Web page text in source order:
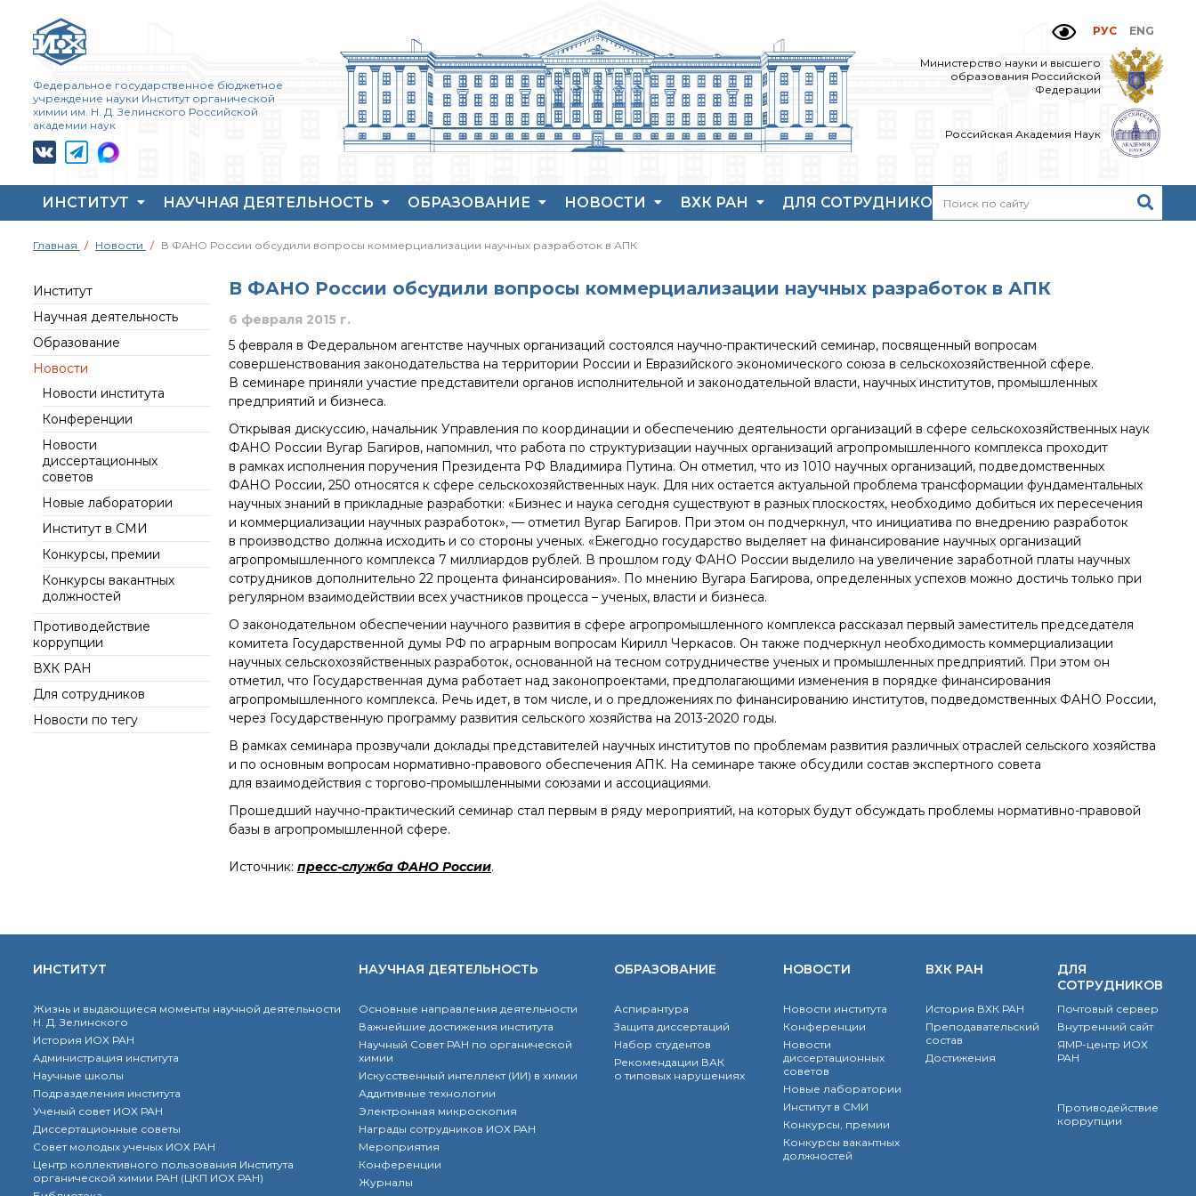
Федеральное государственное бюджетное
учреждение науки Институт органической
химии им. Н. Д. Зелинского Российской
академии наук
РУС ENG
Министерство науки и высшего
образования Российской
Федерации
Российская Академия Наук
ИНСТИТУТ
моменты научной
История ИОХ РАН
Администрация
института
Научные школы
Подразделения
института
Ученый совет ИОХ РАН
Диссертационные
советы
ИОХ РАН
пользования Института
органической химии
РАН (ЦКП ИОХ РАН)
Библиотека
Инфоресурсы
Профком
Документы
Контакты
НАУЧНАЯ ДЕЯТЕЛЬНОСТЬ
направления
Важнейшие
достижения института
Научный Совет РАН
по органической
Искусственный
интеллект (ИИ) в химии
Аддитивные
технологии
Электронная
микроскопия
Награды сотрудников
Мероприятия
Конференции
Национальные
проекты России
Разработки
Крупный научный
проект
по приоритетным
направлениям НТР РФ
ОБРАЗОВАНИЕ
Набор студентов
НОВОСТИ
Новости
диссертационных
Новые лаборатории
Институт в СМИ
Конкурсы, премии
должностей
ВХК РАН
Достижения
ДЛЯ СОТРУДНИКОВ
ЯМР-центр ИОХ РАН
Главная Новости В ФАНО России обсудили вопросы коммерциализации научных разработок в АПК
Институт
Научная деятельность
Образование
Новости
Новости института
Конференции
Новости
диссертационных
советов
Новые лаборатории
Институт в СМИ
Конкурсы, премии
Конкурсы вакантных
должностей
Противодействие
коррупции
ВХК РАН
Для сотрудников
Новости по тегу
В ФАНО России обсудили вопросы коммерциализации научных разработок в АПК
6 февраля 2015 г.
5 февраля в Федеральном агентстве научных организаций состоялся научно-практический семинар, посвященный вопросам
совершенствования законодательства на территории России и Евразийского экономического союза в сельскохозяйственной сфере.
В семинаре приняли участие представители органов исполнительной и законодательной власти, научных институтов, промышленных
предприятий и бизнеса.
Открывая дискуссию, начальник Управления по координации и обеспечению деятельности организаций в сфере сельскохозяйственных наук
ФАНО России Вугар Багиров, напомнил, что работа по структуризации научных организаций агропромышленного комплекса проходит
в рамках исполнения поручения Президента РФ Владимира Путина. Он отметил, что из 1010 научных организаций, подведомственных
ФАНО России, 250 относятся к сфере сельскохозяйственных наук. Для них остается актуальной проблема трансформации фундаментальных
научных знаний в прикладные разработки: «Бизнес и наука сегодня существуют в разных плоскостях, необходимо добиться их пересечения
и коммерциализации научных разработок», — отметил Вугар Багиров. При этом он подчеркнул, что инициатива по внедрению разработок
в производство должна исходить и со стороны ученых. «Ежегодно государство выделяет на финансирование научных организаций
агропромышленного комплекса 7 миллиардов рублей. В прошлом году ФАНО России выделило на увеличение заработной платы научных
сотрудников дополнительно 22 процента финансирования». По мнению Вугара Багирова, определенных успехов можно достичь только при
регулярном взаимодействии всех участников процесса – ученых, власти и бизнеса.
О законодательном обеспечении научного развития в сфере агропромышленного комплекса рассказал первый заместитель председателя
комитета Государственной думы РФ по аграрным вопросам Кирилл Черкасов. Он также подчеркнул необходимость коммерциализации
научных сельскохозяйственных разработок, основанной на тесном сотрудничестве ученых и промышленных предприятий. При этом он
отметил, что Государственная дума работает над законопроектами, предполагающими изменения в порядке финансирования
агропромышленного комплекса. Речь идет, в том числе, и о предложениях по финансированию институтов, подведомственных ФАНО России,
через Государственную программу развития сельского хозяйства на 2013-2020 годы.
В рамках семинара прозвучали доклады представителей научных институтов по проблемам развития различных отраслей сельского хозяйства
и по основным вопросам нормативно-правового обеспечения АПК. На семинаре также обсудили состав экспертного совета
для взаимодействия с торгово-промышленными союзами и ассоциациями.
Прошедший научно-практический семинар стал первым в ряду мероприятий, на которых будут обсуждать проблемы нормативно-правовой
базы в агропромышленной сфере.
Источник: пресс-служба ФАНО России.
ИНСТИТУТ
Жизнь и выдающиеся моменты научной деятельности
Н. Д. Зелинского
История ИОХ РАН
Администрация института
Научные школы
Подразделения института
Ученый совет ИОХ РАН
Диссертационные советы
Совет молодых ученых ИОХ РАН
Центр коллективного пользования Института
органической химии РАН (ЦКП ИОХ РАН)
НАУЧНАЯ ДЕЯТЕЛЬНОСТЬ
Основные направления деятельности
Важнейшие достижения института
Научный Совет РАН по органической
химии
Искусственный интеллект (ИИ) в химии
Аддитивные технологии
Электронная микроскопия
Награды сотрудников ИОХ РАН
Мероприятия
Конференции
Журналы
ОБРАЗОВАНИЕ
Аспирантура
Защита диссертаций
Набор студентов
Рекомендации ВАК
о типовых нарушениях
НОВОСТИ
Новости института
Конференции
Новости
диссертационных
советов
Новые лаборатории
Институт в СМИ
Конкурсы, премии
Конкурсы вакантных
должностей
ВХК РАН
История ВХК РАН
Преподавательский
состав
Достижения
ДЛЯ
СОТРУДНИКОВ
Почтовый сервер
Внутренний сайт
ЯМР-центр ИОХ
РАН
Противодействие
коррупции